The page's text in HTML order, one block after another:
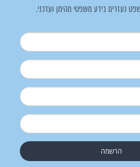
נעזרים בידע משפטי מהימן ועדכני.